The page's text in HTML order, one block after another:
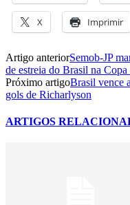
X Imprimir
Artigo anteriorSemob-JP
de estreia do Brasil na
Próximo artigoBrasil vence
gols de Richarlyson
ARTIGOS